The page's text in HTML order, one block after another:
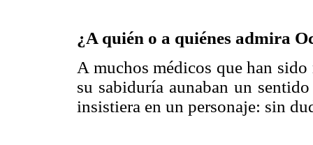
¿A quién o a quiénes admira
A muchos médicos que han
su sabiduría aunaban un
insistiera en un personaje: sin